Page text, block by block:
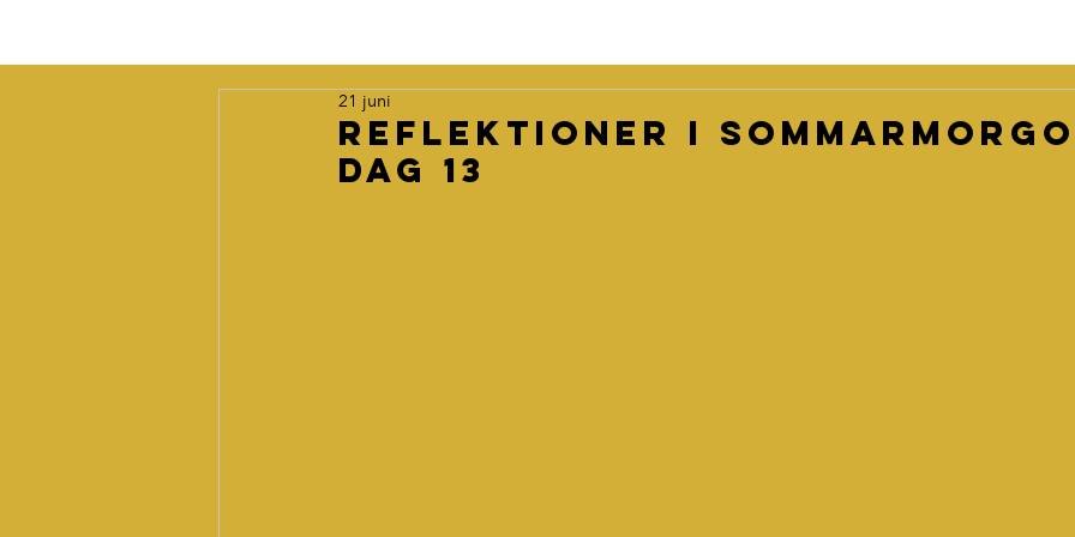
Reflektioner i
dag 13
21 juni